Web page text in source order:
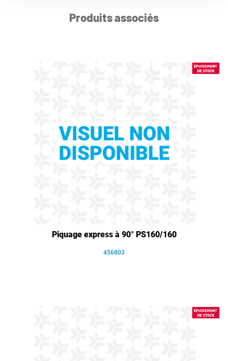
Produits associés
Piquage express à 90° PS160/160
456803